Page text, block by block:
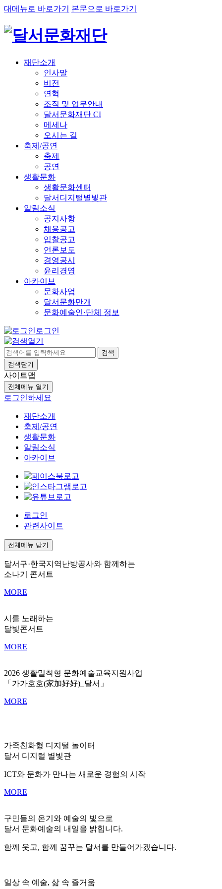
대메뉴로 바로가기 본문으로 바로가기
재단소개
인사말
비전
연혁
조직 및 업무안내
달서문화재단 CI
메세나
오시는 길
축제/공연
축제
공연
생활문화
생활문화센터
달서디지털별빛관
알림소식
공지사항
채용공고
입찰공고
언론보도
경영공시
윤리경영
아카이브
문화사업
달서문화만개
문화예술인·단체 정보
로그인
검색
검색닫기
사이트맵
전체메뉴 열기
로그인하세요
재단소개
축제/공연
생활문화
알림소식
아카이브
로그인
관련사이트
전체메뉴 닫기
달서구·한국지역난방공사와 함께하는
소나기 콘서트
MORE
시를 노래하는
달빛콘서트
MORE
2026 생활밀착형 문화예술교육지원사업
「가가호호(家加好好)_달서」
MORE
가족친화형 디지털 놀이터
달서 디지털 별빛관
ICT와 문화가 만나는 새로운 경험의 시작
MORE
구민들의 온기와 예술의 빛으로
달서 문화예술의 내일을 밝힙니다.
함께 웃고, 함께 꿈꾸는 달서를 만들어가겠습니다.
일상 속 예술, 삶 속 즐거움